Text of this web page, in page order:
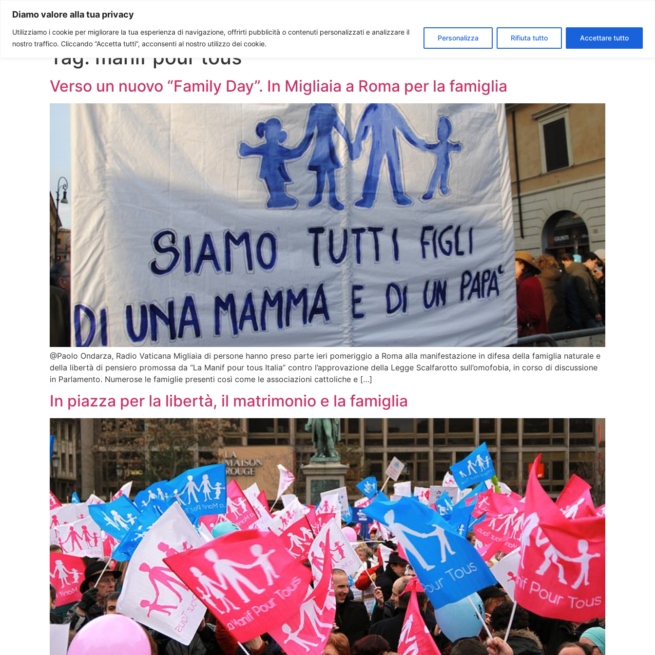
Diamo valore alla tua privacy
Utilizziamo i cookie per migliorare la tua esperienza di navigazione, offrirti pubblicità o contenuti personalizzati e analizzare il
nostro traffico. Cliccando “Accetta tutti”, acconsenti al nostro utilizzo dei cookie.
Personalizza Rifiuta tutto Accettare tutto
Paolo Ondarza
Tag: manif pour tous
Verso un nuovo “Family Day”. In Migliaia a Roma per la famiglia
@Paolo Ondarza, Radio Vaticana Migliaia di persone hanno preso parte ieri pomeriggio a Roma alla manifestazione in difesa della famiglia naturale e
della libertà di pensiero promossa da “La Manif pour tous Italia” contro l’approvazione della Legge Scalfarotto sull’omofobia, in corso di discussione
in Parlamento. Numerose le famiglie presenti così come le associazioni cattoliche e […]
In piazza per la libertà, il matrimonio e la famiglia